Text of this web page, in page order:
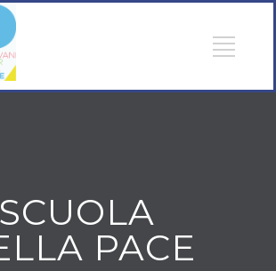
SCUOLA
PACE